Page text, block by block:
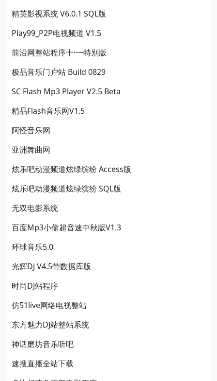
精英影视系统 V6.0.1 SQL版
Play99_P2P电视频道 V1.5
前沿网整站程序十·一特别版
极品音乐门户站 Build 0829
SC Flash Mp3 Player V2.5 Beta
精品Flash音乐网V1.5
阿怪音乐网
亚洲舞曲网
炫乐吧动漫频道炫绿缤纷 Access版
炫乐吧动漫频道炫绿缤纷 SQL版
无双电影系统
百度Mp3小偷超音速中秋版V1.3
环球音乐5.0
光辉DJ V4.5带数据库版
时尚DJ站程序
仿51live网络电视整站
东方魅力DJ站整站系统
神话磨坊音乐听吧
速搜直播全站下载